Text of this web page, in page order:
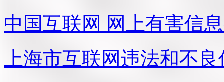
中国互联网 网上有害信
上海市互联网违法和不